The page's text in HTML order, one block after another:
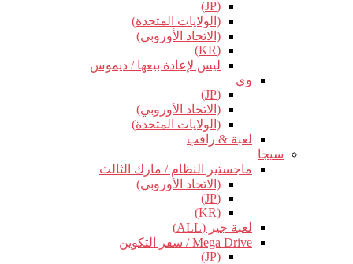
(JP)
(الولايات المتحدة)
(الاتحاد الأوروبي)
(KR)
ليس لإعادة بيعها / ديموس
وي
(JP)
(الاتحاد الأوروبي)
(الولايات المتحدة)
لعبة & راقب
سيجا
ماجستير النظام / مارك الثالث
(الاتحاد الأوروبي)
(JP)
(KR)
لعبة جير (ALL)
Mega Drive / سفر التكوين
(JP)